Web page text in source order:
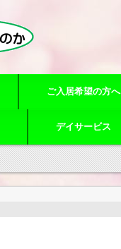
ご入居希望の方へ
デイサービス